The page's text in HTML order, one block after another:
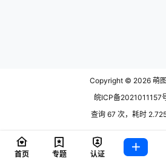
Copyright © 2026 萌
皖ICP备2021011157
查询 67 次，耗时
首页 专题 认证